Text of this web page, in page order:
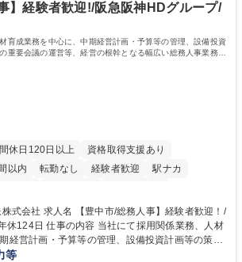
るため、安心してお仕事をスタートしていただけ
】経験者歓迎!/阪急阪神HDグループ/
育成業務を中心に、中期経営計画・予算等の管理、設備投資
重要会議の運営等、経営の根幹となる幅広い総務人事業務全
休日120日以上
資格取得支援あり
以内
転勤なし 経験者歓迎
駅ナカ
昼食補助あり 食事補助あり
事】経験者歓迎！/
て採用関係業務、人材
経営計画・予算等の管理、設備投資計画等の策
議の運営等、経営の根幹となる幅広い総務人事業
等